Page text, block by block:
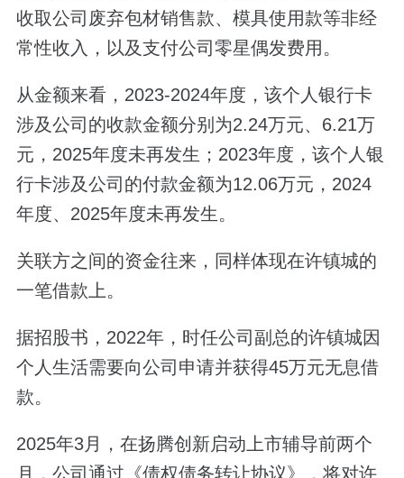
收取公司废弃包材销售款、模具使用款等非经
常性收入，以及支付公司零星偶发费用。
从金额来看，2023-2024年度，该个人银行卡
涉及公司的收款金额分别为2.24万元、6.21万
元，2025年度未再发生；2023年度，该个人银
行卡涉及公司的付款金额为12.06万元，2024
年度、2025年度未再发生。
关联方之间的资金往来，同样体现在许镇城的
一笔借款上。
据招股书，2022年，时任公司副总的许镇城因
个人生活需要向公司申请并获得45万元无息借
款。
2025年3月，在扬腾创新启动上市辅导前两个
月，公司通过《债权债务转让协议》，将对许